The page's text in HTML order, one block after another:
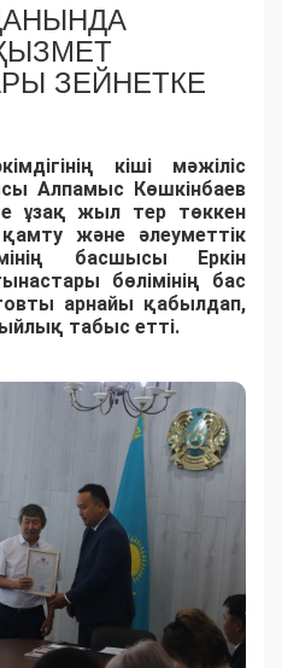
ЗЕЙНЕТКЕ
кіші мәжіліс
Алпамыс Көшкінбаев
ұзақ жыл тер төккен
және әлеуметтік
басшысы Еркін
бөлімінің бас
арнайы қабылдап,
табыс етті.